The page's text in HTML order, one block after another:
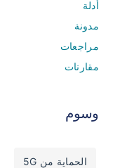
أدلة
مدونة
مراجعات
مقارنات
وسوم
الحماية من 5G